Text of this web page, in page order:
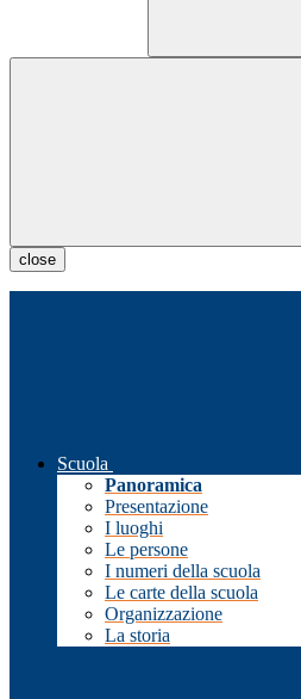
close
Scuola
Panoramica
Presentazione
I luoghi
Le persone
I numeri della scuola
Le carte della scuola
Organizzazione
La storia